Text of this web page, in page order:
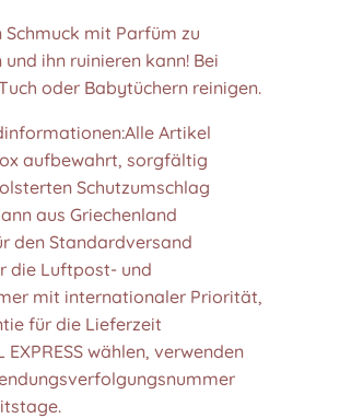
Schmuck mit Parfüm zu
ihn ruinieren kann! Bei
oder Babytüchern reinigen.
Artikel
aufbewahrt, sorgfältig
Schutzumschlag
aus Griechenland
den Standardversand
die Luftpost- und
mit internationaler Priorität,
für die Lieferzeit
wählen, verwenden